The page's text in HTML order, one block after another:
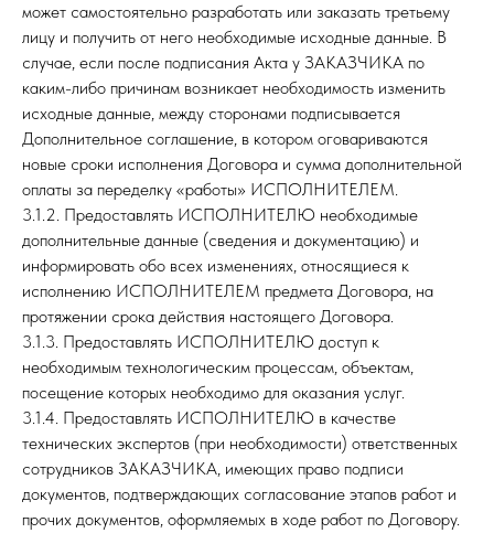
может самостоятельно разработать или заказать третьему
лицу и получить от него необходимые исходные данные. В
случае, если после подписания Акта у ЗАКАЗЧИКА по
каким-либо причинам возникает необходимость изменить
исходные данные, между сторонами подписывается
Дополнительное соглашение, в котором оговариваются
новые сроки исполнения Договора и сумма дополнительной
оплаты за переделку «работы» ИСПОЛНИТЕЛЕМ.
3.1.2. Предоставлять ИСПОЛНИТЕЛЮ необходимые
дополнительные данные (сведения и документацию) и
информировать обо всех изменениях, относящиеся к
исполнению ИСПОЛНИТЕЛЕМ предмета Договора, на
протяжении срока действия настоящего Договора.
3.1.3. Предоставлять ИСПОЛНИТЕЛЮ доступ к
необходимым технологическим процессам, объектам,
посещение которых необходимо для оказания услуг.
3.1.4. Предоставлять ИСПОЛНИТЕЛЮ в качестве
технических экспертов (при необходимости) ответственных
сотрудников ЗАКАЗЧИКА, имеющих право подписи
документов, подтверждающих согласование этапов работ и
прочих документов, оформляемых в ходе работ по Договору.